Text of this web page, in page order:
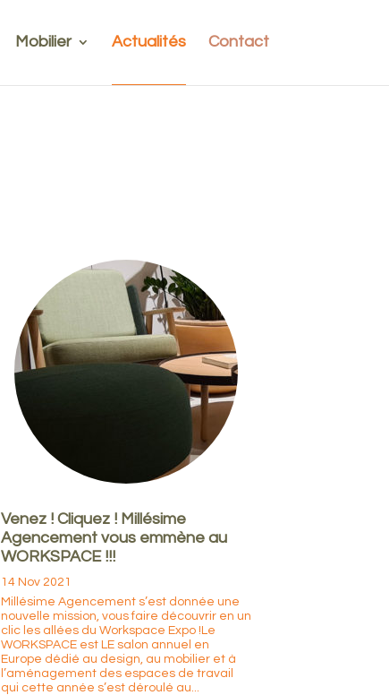
Mobilier Actualités Contact
Venez ! Cliquez ! Millésime
Agencement vous emmène au
WORKSPACE !!!
14 Nov 2021
Millésime Agencement s’est donnée une
nouvelle mission, vous faire découvrir en un
clic les allées du Workspace Expo !Le
WORKSPACE est LE salon annuel en
Europe dédié au design, au mobilier et à
l’aménagement des espaces de travail
qui cette année s’est déroulé au...